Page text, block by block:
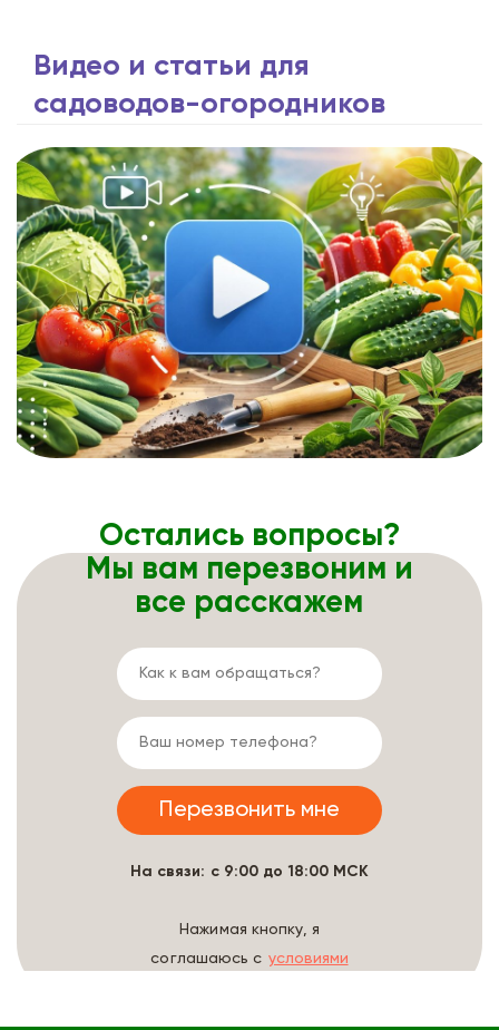
Видео и статьи для
садоводов-огородников
Остались вопросы?
Мы вам перезвоним и
все расскажем
На связи: с 9:00 до 18:00 МСК
Нажимая кнопку, я
соглашаюсь с условиями